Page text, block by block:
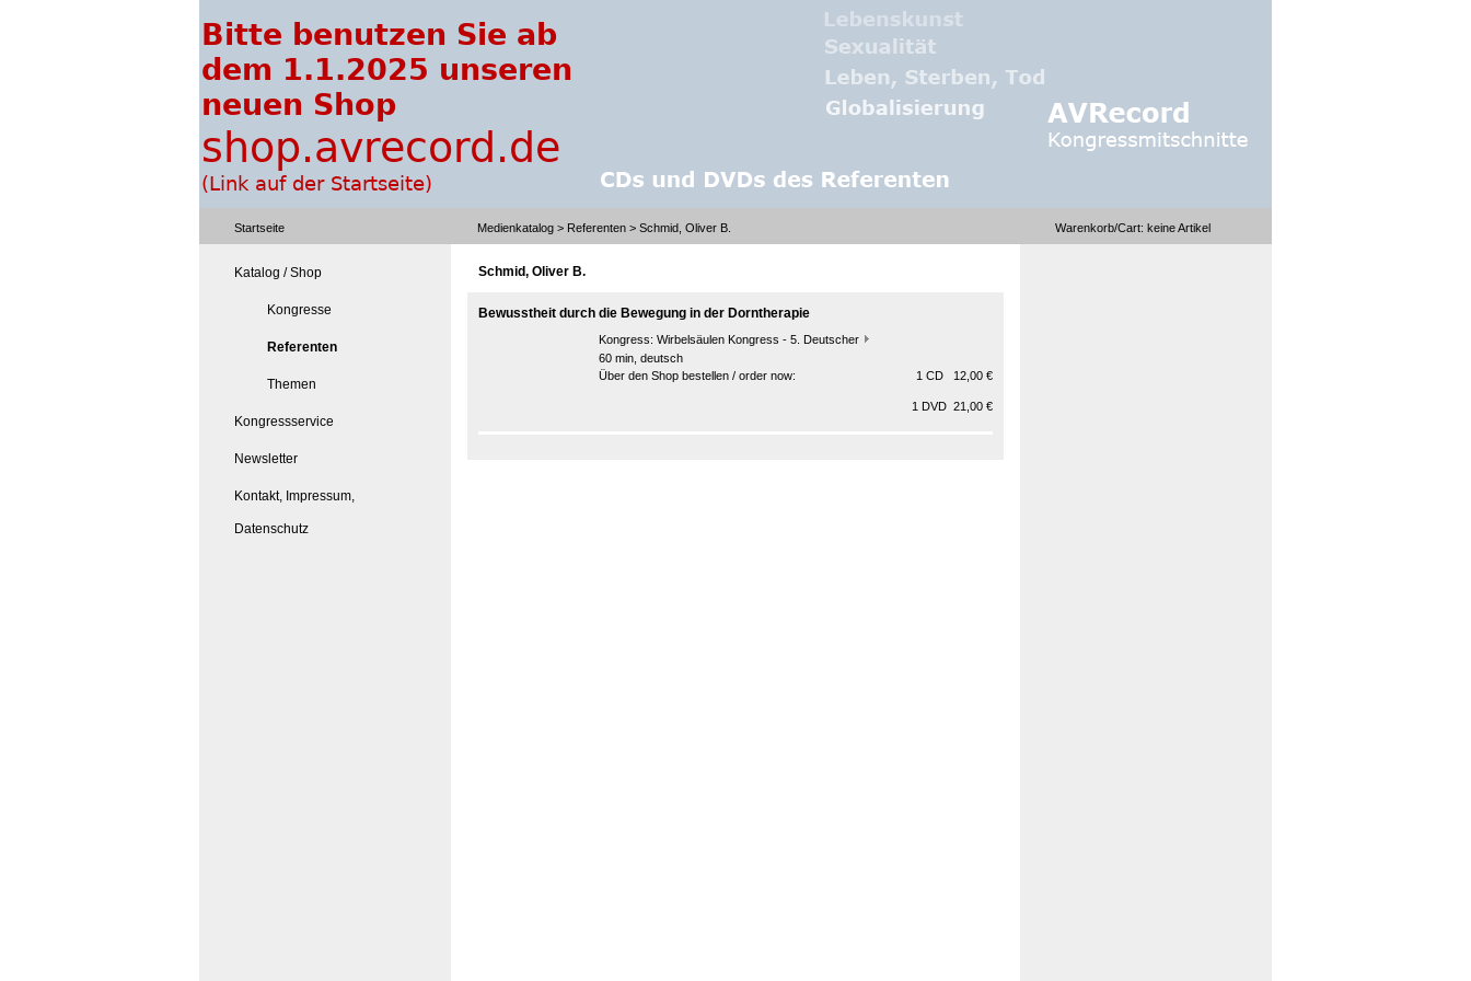
Startseite Medienkatalog > Referenten > Schmid, Oliver B. Warenkorb/Cart: keineArtikel
Katalog / Shop
Kongresse
Referenten
Themen
Kongressservice
Newsletter
Kontakt, Impressum,
Datenschutz
Schmid, Oliver B.
Bewusstheit durch die Bewegung in der Dorntherapie
Kongress: Wirbelsäulen Kongress - 5. Deutscher
60 min, deutsch
Über den Shop bestellen / order now:
1 CD 12,00 €
1 DVD 21,00 €